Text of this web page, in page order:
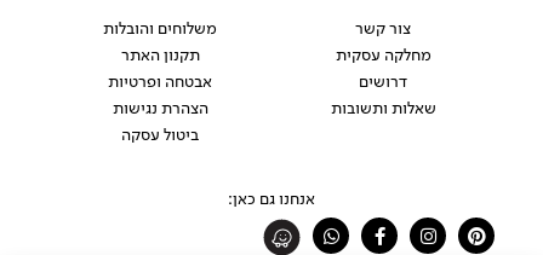
צור קשר
מחלקה עסקית
דרושים
שאלות ותשובות
משלוחים והובלות
תקנון האתר
אבטחה ופרטיות
הצהרת נגישות
ביטול עסקה
אנחנו גם כאן:
Pinterest
Instagram
Facebook-
f
Whatsapp